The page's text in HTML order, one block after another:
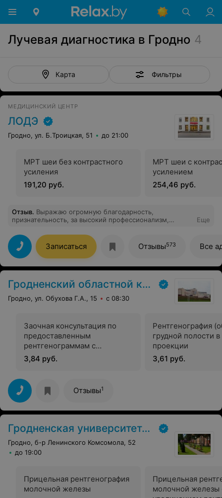
Лучевая диагностика в Гродно 4
Карта Фильтры
МЕДИЦИНСКИЙ ЦЕНТР
ЛОДЭ
Гродно, ул. Б.Троицкая, 51 до 21:00
МРТ шеи без контрастного
усиления
191,20 руб.
МРТ шеи с
усилением
254,46 руб.
Отзыв. Выражаю огромную благодарность,
признательность, за высокий профессионализм,
(длительное), живу полноценной жизнью. Здоровья
Вам, Андрей Николаевич, успехов в работе.
Еще
Записаться Отзывы573 Все
Гродненский областной клинический центр «Психиатрия-наркология»
Гродно, ул. Обухова Г.А., 15 с 08:30
Заочная консультация по
предоставленным
рентгенограммам с
оформлением протокола
3,84 руб.
Рентгенография
грудной полости
проекции
3,61 руб.
Отзывы1
Гродненская университетская клиника
Гродно, б-р Ленинского Комсомола, 52
до 19:00
Прицельная рентгенография
молочной железы
Прицельная
молочной